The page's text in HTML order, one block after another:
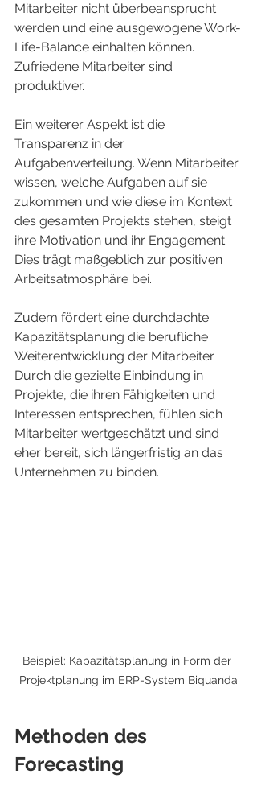
Mitarbeiter nicht überbeansprucht
werden und eine ausgewogene Work-
Life-Balance einhalten können.
Zufriedene Mitarbeiter sind
produktiver.
Ein weiterer Aspekt ist die
Transparenz in der
Aufgabenverteilung. Wenn Mitarbeiter
wissen, welche Aufgaben auf sie
zukommen und wie diese im Kontext
des gesamten Projekts stehen, steigt
ihre Motivation und ihr Engagement.
Dies trägt maßgeblich zur positiven
Arbeitsatmosphäre bei.
Zudem fördert eine durchdachte
Kapazitätsplanung die berufliche
Weiterentwicklung der Mitarbeiter.
Durch die gezielte Einbindung in
Projekte, die ihren Fähigkeiten und
Interessen entsprechen, fühlen sich
Mitarbeiter wertgeschätzt und sind
eher bereit, sich längerfristig an das
Unternehmen zu binden.
Beispiel: Kapazitätsplanung in Form der
Projektplanung im ERP-System Biquanda
Methoden des
Forecasting